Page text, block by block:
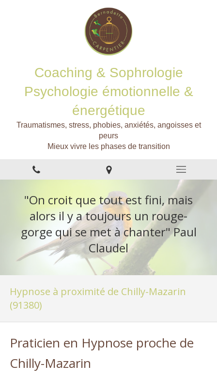
Coaching & Sophrologie
Psychologie émotionnelle &
énergétique
Traumatismes, stress, phobies, anxiétés, angoisses et
peurs
Mieux vivre les phases de transition
"On croit que tout est fini, mais
alors il y a toujours un rouge-
gorge qui se met à chanter" Paul
Claudel
Hypnose à proximité de Chilly-Mazarin
(91380)
Praticien en Hypnose proche de
Chilly-Mazarin